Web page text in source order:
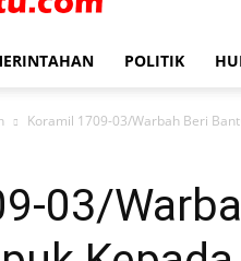
POLITIK
Koramil 1709-03/Warbah Beri
03/